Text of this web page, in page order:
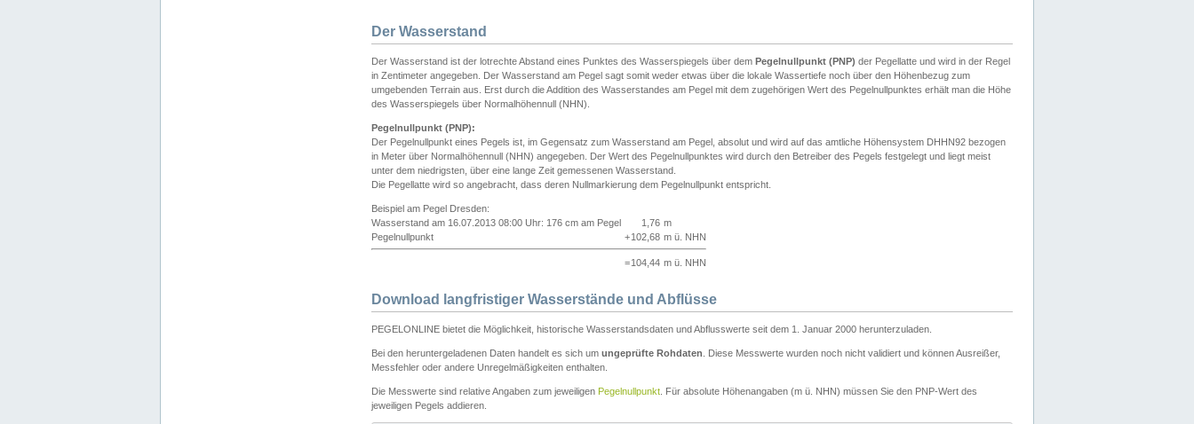
Der Wasserstand
Der Wasserstand ist der lotrechte Abstand eines Punktes des Wasserspiegels über dem Pegelnullpunkt (PNP) der Pegellatte und wird in der Regel
in Zentimeter angegeben. Der Wasserstand am Pegel sagt somit weder etwas über die lokale Wassertiefe noch über den Höhenbezug zum
umgebenden Terrain aus. Erst durch die Addition des Wasserstandes am Pegel mit dem zugehörigen Wert des Pegelnullpunktes erhält man die Höhe
des Wasserspiegels über Normalhöhennull (NHN).
Pegelnullpunkt (PNP):
Der Pegelnullpunkt eines Pegels ist, im Gegensatz zum Wasserstand am Pegel, absolut und wird auf das amtliche Höhensystem DHHN92 bezogen
in Meter über Normalhöhennull (NHN) angegeben. Der Wert des Pegelnullpunktes wird durch den Betreiber des Pegels festgelegt und liegt meist
unter dem niedrigsten, über eine lange Zeit gemessenen Wasserstand.
Die Pegellatte wird so angebracht, dass deren Nullmarkierung dem Pegelnullpunkt entspricht.
Beispiel am Pegel Dresden:
Wasserstand am 16.07.2013 08:00 Uhr: 176 cm am Pegel
1,76 m
Pegelnullpunkt
+102,68 m ü. NHN
=104,44 m ü. NHN
Download langfristiger Wasserstände und Abflüsse
PEGELONLINE bietet die Möglichkeit, historische Wasserstandsdaten und Abflusswerte seit dem 1. Januar 2000 herunterzuladen.
Bei den heruntergeladenen Daten handelt es sich um ungeprüfte Rohdaten . Diese Messwerte wurden noch nicht validiert und können Ausreißer,
Messfehler oder andere Unregelmäßigkeiten enthalten.
Die Messwerte sind relative Angaben zum jeweiligen Pegelnullpunkt . Für absolute Höhenangaben (m ü. NHN) müssen Sie den PNP-Wert des
jeweiligen Pegels addieren.